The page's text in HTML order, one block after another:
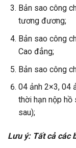
Bản sao công
tương đương;
Bản sao công
Cao đẳng;
Bản sao công
04 ảnh 2×3, 04
thời hạn nộp hồ
sau);
Lưu ý: Tất cả các